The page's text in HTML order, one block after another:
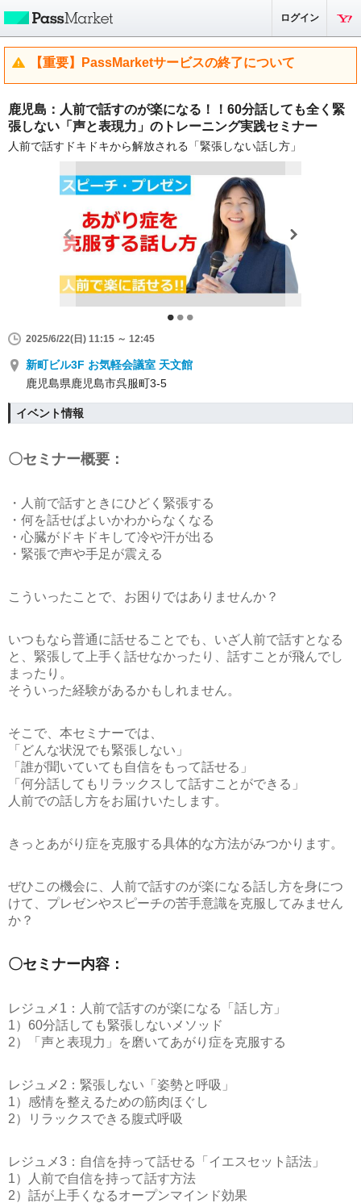
ログイン
【重要】PassMarketサービスの終了について
鹿児島：人前で話すのが楽になる！！60分話しても全く緊
張しない「声と表現力」のトレーニング実践セミナー
人前で話すドキドキから解放される「緊張しない話し方」
2025/6/22(日) 11:15 ～ 12:45
新町ビル3F お気軽会議室 天文館
鹿児島県鹿児島市呉服町3-5
イベント情報
〇セミナー概要：
・人前で話すときにひどく緊張する
・何を話せばよいかわからなくなる
・心臓がドキドキして冷や汗が出る
・緊張で声や手足が震える
こういったことで、お困りではありませんか？
いつもなら普通に話せることでも、いざ人前で話すとなる
と、緊張して上手く話せなかったり、話すことが飛んでし
まったり。
そういった経験があるかもしれません。
そこで、本セミナーでは、
「どんな状況でも緊張しない」
「誰が聞いていても自信をもって話せる」
「何分話してもリラックスして話すことができる」
人前での話し方をお届けいたします。
きっとあがり症を克服する具体的な方法がみつかります。
ぜひこの機会に、人前で話すのが楽になる話し方を身につ
けて、プレゼンやスピーチの苦手意識を克服してみません
か？
〇セミナー内容：
レジュメ1：人前で話すのが楽になる「話し方」
1）60分話しても緊張しないメソッド
2）「声と表現力」を磨いてあがり症を克服する
レジュメ2：緊張しない「姿勢と呼吸」
1）感情を整えるための筋肉ほぐし
2）リラックスできる腹式呼吸
レジュメ3：自信を持って話せる「イエスセット話法」
1）人前で自信を持って話す方法
2）話が上手くなるオープンマインド効果